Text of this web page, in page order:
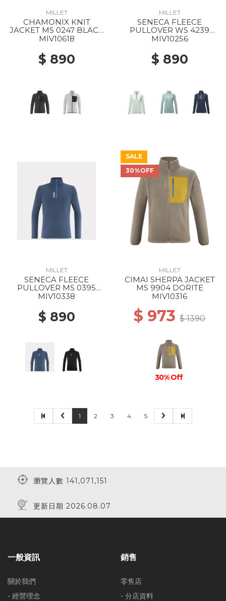
MILLET
CHAMONIX KNIT
JACKET MS 0247 BLACK
- NOIR
MIV10618
$ 890
MILLET
SENECA FLEECE
PULLOVER WS 4239
SEAWEED
MIV10256
$ 890
MILLET
SENECA FLEECE
PULLOVER MS 0395
DARK DENIM
MIV10338
$ 890
SALE
30%OFF
MILLET
CIMAI SHERPA JACKET
MS 9904 DORITE
MIV10316
$ 973 $ 1390
30% Off
1 2 3 4 5
瀏覽人數 141,071,151
更新日期 2026.08.07
一般資訊
關於我們
- 經營理念
銷售
零售店
- 分店資料